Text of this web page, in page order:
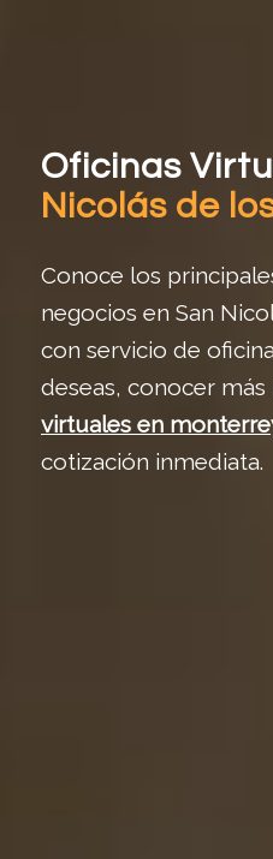
Oficinas
Nicolás de
Conoce los
negocios en San
con servicio de
deseas, conocer más
virtuales en
cotización inmediata.